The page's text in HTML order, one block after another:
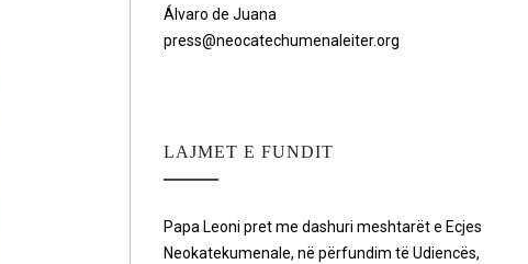
Álvaro de Juana
press@neocatechumenaleiter.org
LAJMET E FUNDIT
Papa Leoni pret me dashuri meshtarët e Ecjes
Neokatekumenale, në përfundim të Udiencës,